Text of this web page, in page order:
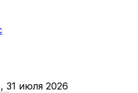
, 31 июля 2026